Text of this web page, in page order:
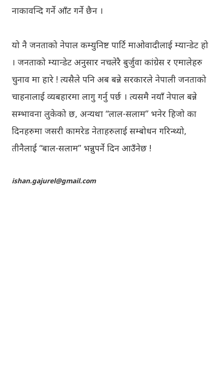
नाकावन्दि गर्ने आँट गर्ने छैन ।
यो नै जनताको नेपाल कम्युनिष्ट पार्टि माओवादीलाई म्यान्डेट हो
। जनताको म्यान्डेट अनुसार नचलेरै बुर्जुवा कांग्रेस र एमालेहरु
चुनाव मा हारे ! त्यसैले पनि अब बन्ने सरकारले नेपाली जनताको
चाहनालाई व्यबहारमा लागु गर्नु पर्छ । त्यसमै नयाँ नेपाल बन्ने
सम्भावना लुकेको छ, अन्यथा “लाल-सलाम” भनेर हिजो का
दिनहरुमा जसरी कामरेड नेताहरुलाई सम्बोधन गरिन्थ्यो,
तीनैलाई “बाल-सलाम” भन्नुपर्ने दिन आउँनेछ !
ishan.gajurel@gmail.com